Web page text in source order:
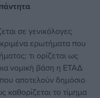
σε γενικόλογες
ερωτήματα που
τι ορίζεται ως
νομική βάση η ΕΤΑΔ
αποτελούν δημόσιο
το τίμημα